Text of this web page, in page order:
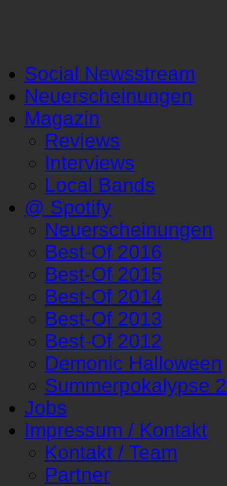
Social Newsstream
Neuerscheinungen
Magazin
Reviews
Interviews
Local Bands
@ Spotify
Neuerscheinungen
Best-Of 2016
Best-Of 2015
Best-Of 2014
Best-Of 2013
Best-Of 2012
Demonic Halloween
Summerpokalypse
Jobs
Impressum / Kontakt
Kontakt / Team
Partner